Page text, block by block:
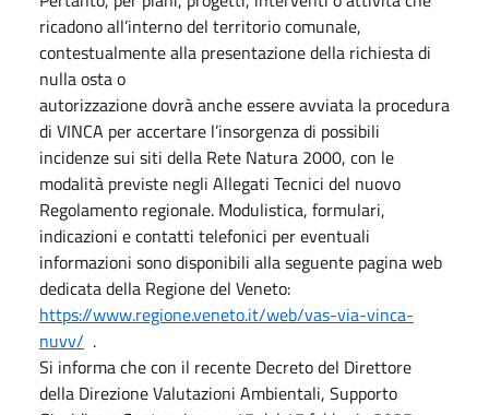
ricadono all’interno del territorio comunale,
contestualmente alla presentazione della richiesta di
nulla osta o
autorizzazione dovrà anche essere avviata la procedura
di VINCA per accertare l’insorgenza di possibili
incidenze sui siti della Rete Natura 2000, con le
modalità previste negli Allegati Tecnici del nuovo
Regolamento regionale. Modulistica, formulari,
indicazioni e contatti telefonici per eventuali
informazioni sono disponibili alla seguente pagina web
dedicata della Regione del Veneto:
https://www.regione.veneto.it/web/vas-via-vinca-
nuvv/ .
Si informa che con il recente Decreto del Direttore
della Direzione Valutazioni Ambientali, Supporto